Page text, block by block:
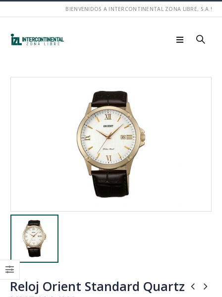
BIENVENIDOS A INTERCONTINENTAL ZONA LIBRE, S.A.!
Reloj Orient Standard Quartz